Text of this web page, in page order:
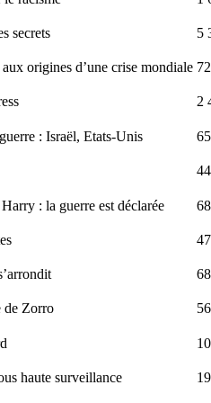
secrets 5
origines d’une crise mondiale
2
: Israël, Etats-Unis
: la guerre est déclarée
de Zorro
haute surveillance